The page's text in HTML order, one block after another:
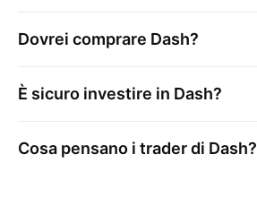
Dovrei comprare Dash?
È sicuro investire in Dash?
Cosa pensano i trader di Dash?